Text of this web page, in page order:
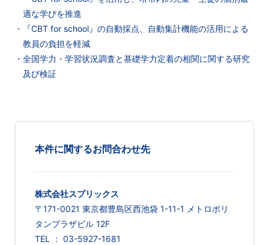
適な学びを推進
・『CBT for school』の自動採点、自動集計機能の活用による
教員の負担を軽減
・全国学力・学習状況調査と基礎学力定着の相関に関する研究
及び検証
本件に関するお問合わせ先
株式会社スプリックス
〒171-0021 東京都豊島区西池袋 1-11-1 メトロポリ
タンプラザビル 12F
TEL ： 03-5927-1681